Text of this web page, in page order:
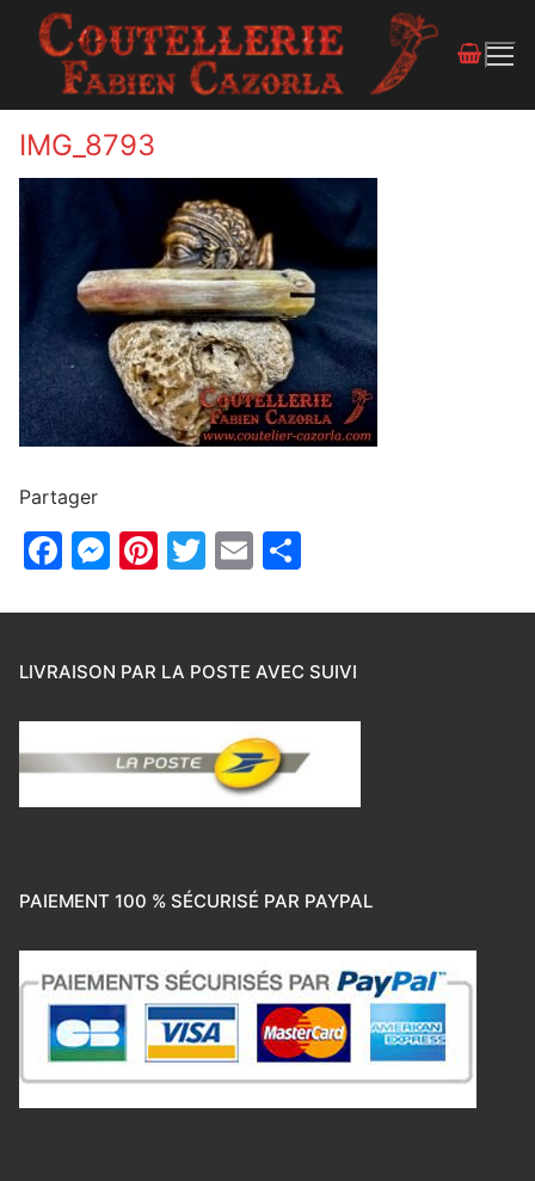
IMG_8793
Partager
Facebook
Messenger
Pinterest
Twitter
Email
LIVRAISON PAR LA POSTE AVEC SUIVI
PAIEMENT 100 % SÉCURISÉ PAR PAYPAL